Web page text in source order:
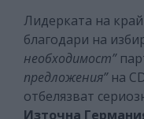
Лидерката на
благодари на
необходимост”
предложения” на
отбелязват
Източна